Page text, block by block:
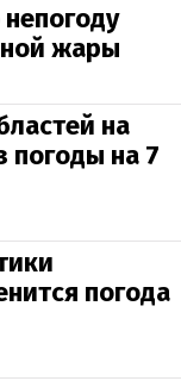
жары
на
погоды на 7
погода